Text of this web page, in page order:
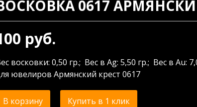
0617
руб.
восковки: 0,50 гр.; Вес в Ag: 5,50 гр.; Вес в Au:
ювелиров Армянский крест 0617
В корзину Купить в 1 клик